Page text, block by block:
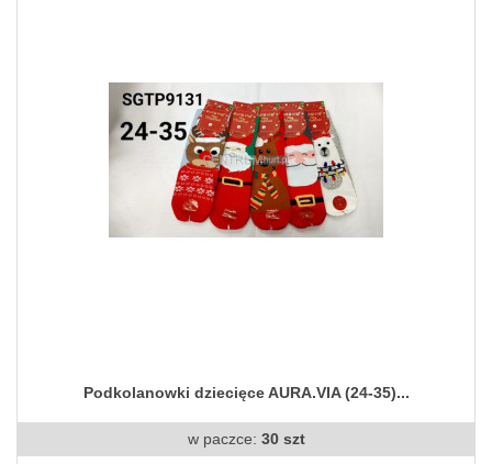
Podkolanowki dziecięce AURA.VIA (24-35)...
w paczce: 30 szt